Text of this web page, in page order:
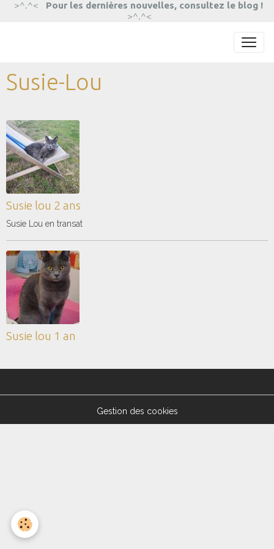
>^.^<
Pour les dernières nouvelles, consultez le blog !
>^.^<
Susie-Lou
Susie lou 2 ans
Susie Lou en transat
Susie lou 1 an
Gestion des cookies